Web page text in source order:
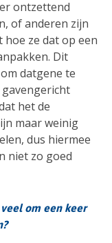
ontzettend
of anderen zijn
ze dat op een
Dit
datgene te
gavengericht
het de
maar weinig
dus hiermee
niet zo goed
om een keer